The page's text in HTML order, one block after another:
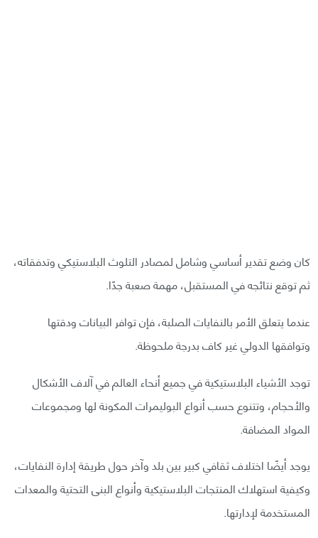
كان وضع تقدير أساسي وشامل لمصادر التلوث البلاستيكي وتدفقاته،
ثم توقع نتائجه في المستقبل، مهمة صعبة جدًا.
عندما يتعلق الأمر بالنفايات الصلبة، فإن توافر البيانات ودقتها
وتوافقها الدولي غير كاف بدرجة ملحوظة.
توجد الأشياء البلاستيكية في جميع أنحاء العالم في آلاف الأشكال
والأحجام، وتتنوع حسب أنواع البوليمرات المكونة لها ومجموعات
المواد المضافة.
يوجد أيضًا اختلاف ثقافي كبير بين بلد وآخر حول طريقة إدارة النفايات،
وكيفية استهلاك المنتجات البلاستيكية وأنواع البنى التحتية والمعدات
المستخدمة لإدارتها.